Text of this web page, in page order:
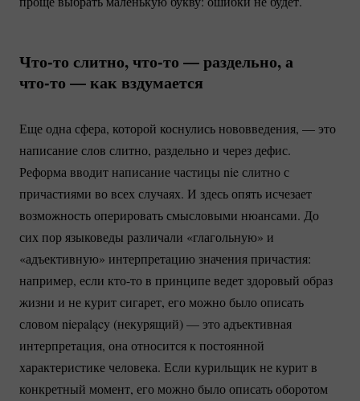
Что-то слитно,что-то — раздельно, а
что-то — как вздумается
Еще одна сфера, которой коснулись нововведения, — это
написание слов слитно, раздельно и через дефис.
Реформа вводит написание частицы nie слитно с
причастиями во всех случаях. И здесь опять исчезает
возможность оперировать смысловыми нюансами. До
сих пор языковеды различали «глагольную» и
«адъективную» интерпретацию значения причастия:
например, если кто-тов принципе ведет здоровый образ
жизни и не курит сигарет, его можно было описать
словом niepalący (некурящий) — это адъективная
интерпретация, она относится к постоянной
характеристике человека. Если курильщик не курит в
конкретный момент, его можно было описать оборотом